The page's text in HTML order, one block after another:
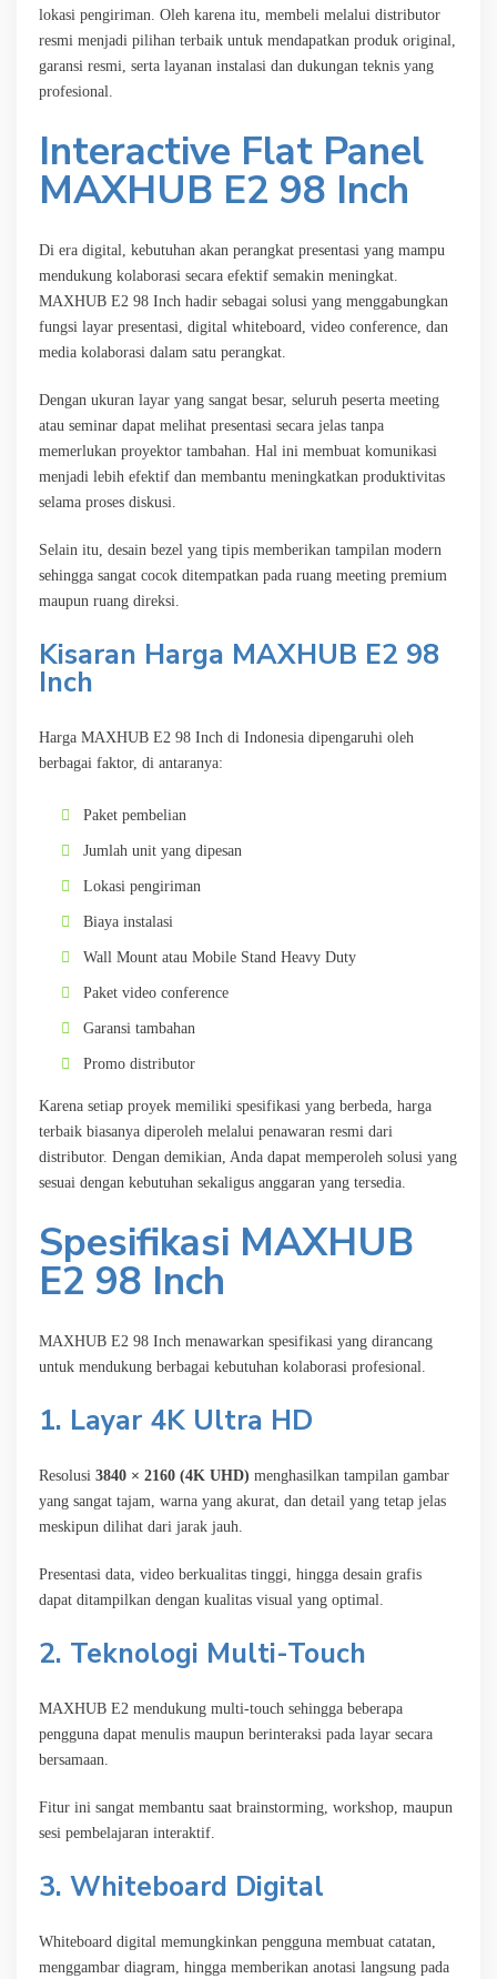
lokasi pengiriman. Oleh karena itu, membeli melalui distributor
resmi menjadi pilihan terbaik untuk mendapatkan produk original,
garansi resmi, serta layanan instalasi dan dukungan teknis yang
profesional.
Interactive Flat Panel
MAXHUB E2 98 Inch
Di era digital, kebutuhan akan perangkat presentasi yang mampu
mendukung kolaborasi secara efektif semakin meningkat.
MAXHUB E2 98 Inch hadir sebagai solusi yang menggabungkan
fungsi layar presentasi, digital whiteboard, video conference, dan
media kolaborasi dalam satu perangkat.
Dengan ukuran layar yang sangat besar, seluruh peserta meeting
atau seminar dapat melihat presentasi secara jelas tanpa
memerlukan proyektor tambahan. Hal ini membuat komunikasi
menjadi lebih efektif dan membantu meningkatkan produktivitas
selama proses diskusi.
Selain itu, desain bezel yang tipis memberikan tampilan modern
sehingga sangat cocok ditempatkan pada ruang meeting premium
maupun ruang direksi.
Kisaran Harga MAXHUB E2 98
Inch
Harga MAXHUB E2 98 Inch di Indonesia dipengaruhi oleh
berbagai faktor, di antaranya:
Paket pembelian
Jumlah unit yang dipesan
Lokasi pengiriman
Biaya instalasi
Wall Mount atau Mobile Stand Heavy Duty
Paket video conference
Garansi tambahan
Promo distributor
Karena setiap proyek memiliki spesifikasi yang berbeda, harga
terbaik biasanya diperoleh melalui penawaran resmi dari
distributor. Dengan demikian, Anda dapat memperoleh solusi yang
sesuai dengan kebutuhan sekaligus anggaran yang tersedia.
Spesifikasi MAXHUB
E2 98 Inch
MAXHUB E2 98 Inch menawarkan spesifikasi yang dirancang
untuk mendukung berbagai kebutuhan kolaborasi profesional.
1. Layar 4K Ultra HD
Resolusi 3840 × 2160 (4K UHD) menghasilkan tampilan gambar
yang sangat tajam, warna yang akurat, dan detail yang tetap jelas
meskipun dilihat dari jarak jauh.
Presentasi data, video berkualitas tinggi, hingga desain grafis
dapat ditampilkan dengan kualitas visual yang optimal.
2. Teknologi Multi-Touch
MAXHUB E2 mendukung multi-touch sehingga beberapa
pengguna dapat menulis maupun berinteraksi pada layar secara
bersamaan.
Fitur ini sangat membantu saat brainstorming, workshop, maupun
sesi pembelajaran interaktif.
3. Whiteboard Digital
Whiteboard digital memungkinkan pengguna membuat catatan,
menggambar diagram, hingga memberikan anotasi langsung pada